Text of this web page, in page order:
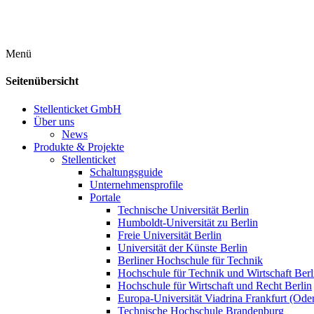
Menü
Seitenübersicht
Stellenticket GmbH
Über uns
News
Produkte & Projekte
Stellenticket
Schaltungsguide
Unternehmensprofile
Portale
Technische Universität Berlin
Humboldt-Universität zu Berlin
Freie Universität Berlin
Universität der Künste Berlin
Berliner Hochschule für Technik
Hochschule für Technik und Wirtschaft
Hochschule für Wirtschaft und Recht Berlin
Europa-Universität Viadrina Frankfurt
Technische Hochschule Brandenburg